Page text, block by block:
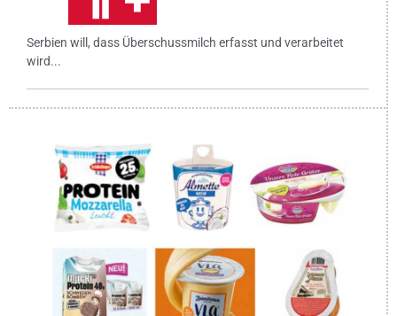
Serbien will, dass Überschussmilch erfasst und verarbeitet
wird...